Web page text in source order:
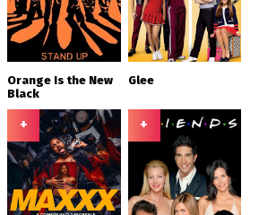
Orange Is the New
Black
Glee
+ +